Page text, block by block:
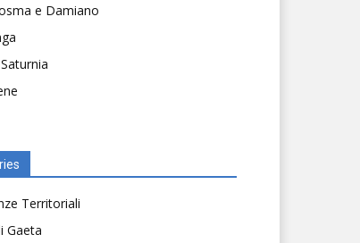
e Damiano
Territoriali
Gaeta